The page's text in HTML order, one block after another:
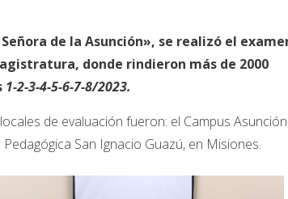
de la Asunción», se realizó el
donde rindieron más de 2000
1-2-3-4-5-6-7-8/2023.
de evaluación fueron: el Campus
San Ignacio Guazú, en Misiones.